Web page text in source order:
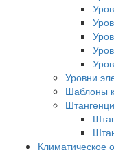
Уровни
Шаблоны
Климатическое